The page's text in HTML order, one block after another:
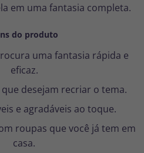
em uma fantasia completa.
do produto
uma fantasia rápida e
eficaz.
desejam recriar o tema.
e agradáveis ao toque.
roupas que você já tem em
casa.